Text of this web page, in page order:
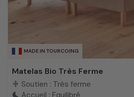
MADE IN TOURCOING
Matelas Bio Très Ferme
compress Soutien : Très ferme
bedtime Accueil : Equilibré